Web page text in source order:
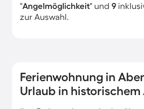
"Angelmöglichkeit" und 9
zur Auswahl.
Ferienwohnung in
Urlaub in